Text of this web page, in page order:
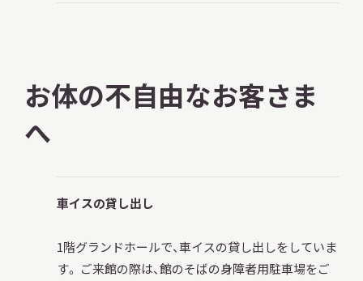
お体の不自由なお客さま
へ
車イスの貸し出し
1階グランドホールで、車イスの貸し出しをしていま
す。 ご来館の際は、館のそばの身障者用駐車場をご